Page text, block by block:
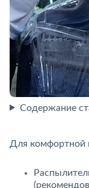
Содержание
Для комфортной